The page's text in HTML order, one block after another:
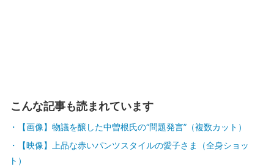
こんな記事も読まれています
【画像】物議を醸した中曽根氏の“問題発言”（複数カット）
【映像】上品な赤いパンツスタイルの愛子さま（全身ショッ
ト）